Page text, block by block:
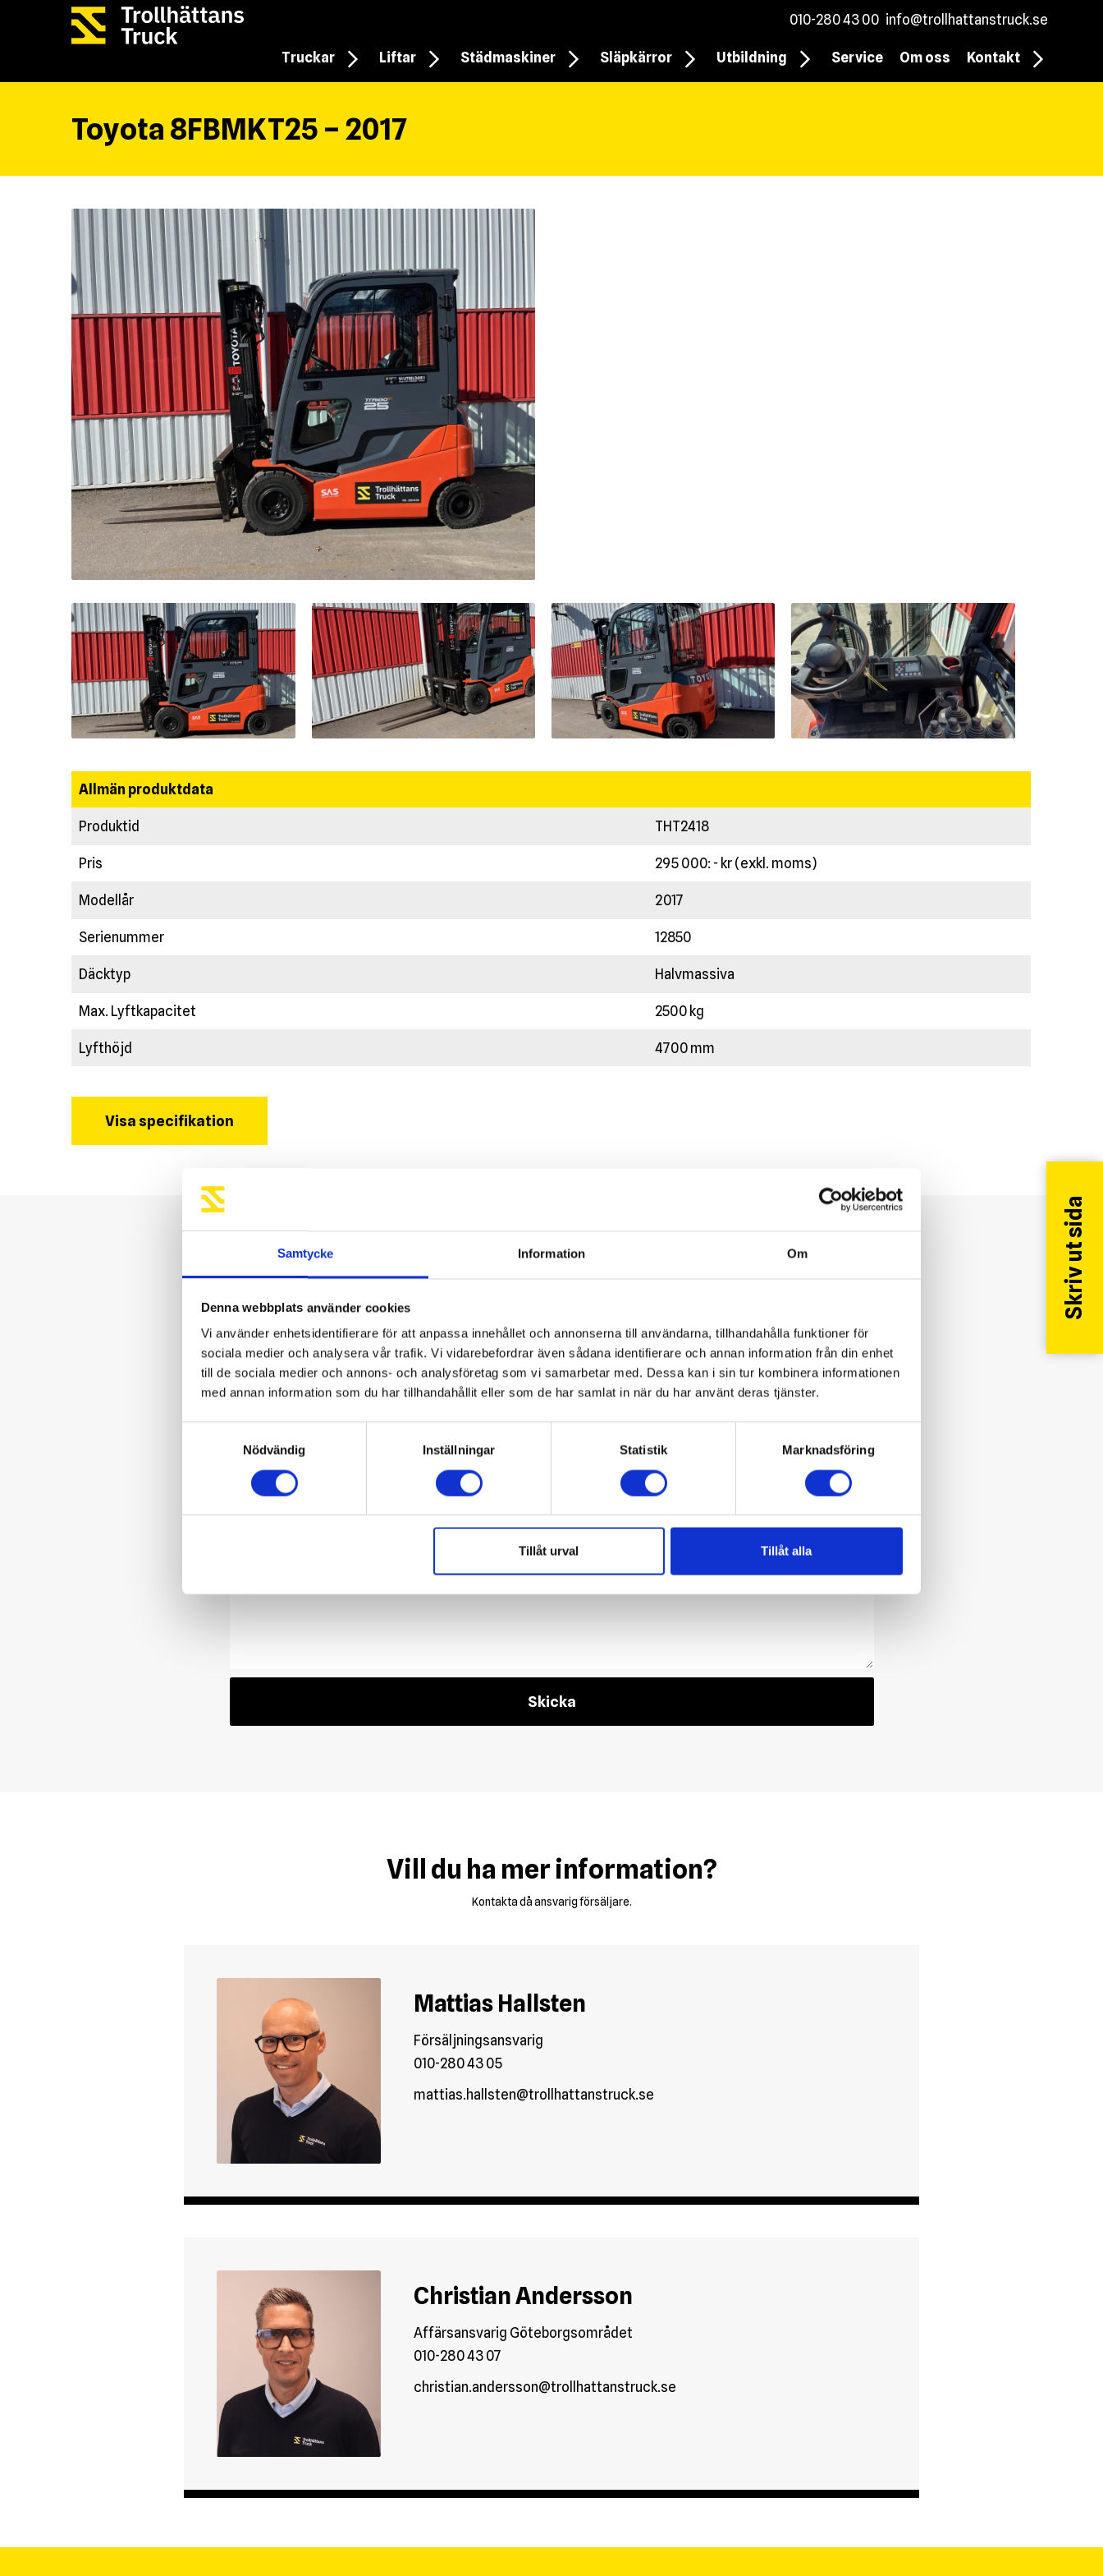
Samtycke Information Om
Denna webbplats använder cookies
Vi använder enhetsidentifierare för att anpassa innehållet och annonserna till användarna, tillhandahålla funktioner för
sociala medier och analysera vår trafik. Vi vidarebefordrar även sådana identifierare och annan information från din enhet
till de sociala medier och annons- och analysföretag som vi samarbetar med. Dessa kan i sin tur kombinera informationen
med annan information som du har tillhandahållit eller som de har samlat in när du har använt deras tjänster.
Nödvändig
Inställningar Statistik Marknadsföring
Tillåt urval Tillåt alla
Truckar Liftar Städmaskiner Släpkärror Utbildning Service Om oss Kontakt
010-280 43 00 info@trollhattanstruck.se
Toyota 8FBMKT25 – 2017
Skriv ut sida
Allmän produktdata
Produktid THT2418
Pris 295 000: - kr (exkl. moms)
Modellår 2017
Serienummer 12850
Däcktyp Halvmassiva
Max. Lyftkapacitet 2500 kg
Lyfthöjd 4700 mm
Visa specifikation
Är du intresserad av maskinen?
Vill du ha mer information?
Kontakta då ansvarig försäljare.
Mattias Hallsten
Försäljningsansvarig
010-280 43 05
mattias.hallsten@trollhattanstruck.se
Christian Andersson
Affärsansvarig Göteborgsområdet
010-280 43 07
christian.andersson@trollhattanstruck.se